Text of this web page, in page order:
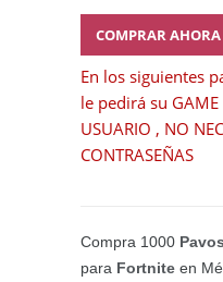
COMPRAR AHORA
En los siguientes
le pedirá su
USUARIO , NO
CONTRASEÑAS
Compra 1000 Pavos
para Fortnite en